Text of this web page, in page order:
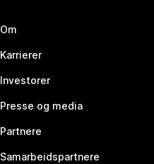
Om
Karrierer
Investorer
Presse og media
Partnere
Samarbeidspartnere